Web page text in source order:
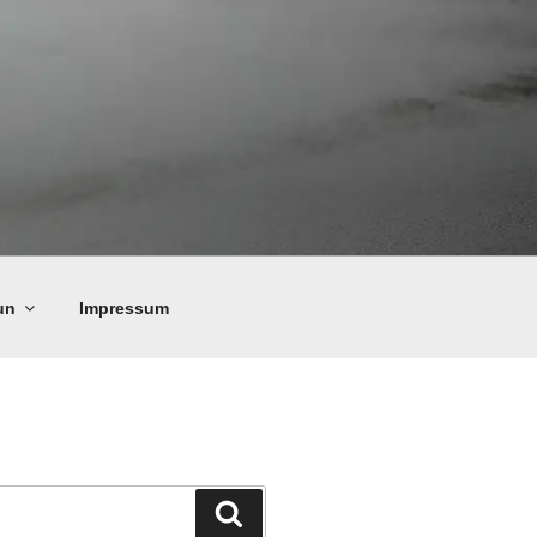
Impressum